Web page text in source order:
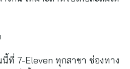
ที่ 7-Eleven ทุกสาขา ช่องทาง